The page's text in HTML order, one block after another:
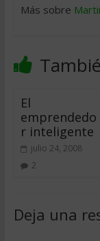
Más sobre
El
emprendedo
r inteligente
julio 24, 2008
2
Deja una